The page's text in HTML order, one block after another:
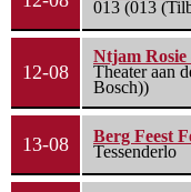
013 (013
12-08
Ntjam
Theater aan
Bosch))
13-08
Berg Feest
Tessenderlo